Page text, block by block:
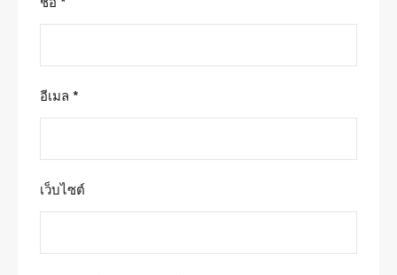
อีเมล *
เว็บไซต์